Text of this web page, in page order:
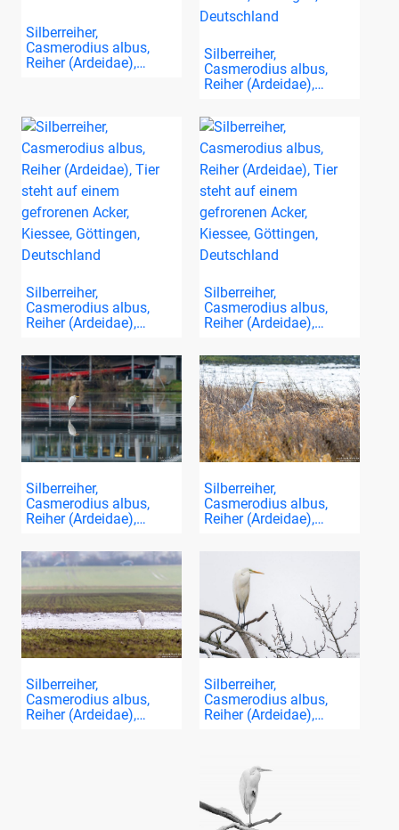
Silberreiher,
Casmerodius albus,
Reiher (Ardeidae),…
Silberreiher,
Casmerodius albus,
Reiher (Ardeidae),…
Silberreiher,
Casmerodius albus,
Reiher (Ardeidae),…
Silberreiher,
Casmerodius albus,
Reiher (Ardeidae),…
Silberreiher,
Casmerodius albus,
Reiher (Ardeidae),…
Silberreiher,
Casmerodius albus,
Reiher (Ardeidae),…
Silberreiher,
Casmerodius albus,
Reiher (Ardeidae),…
Silberreiher,
Casmerodius albus,
Reiher (Ardeidae),…